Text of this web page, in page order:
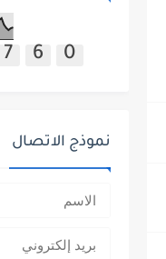
7 6 0
نموذج الاتصال